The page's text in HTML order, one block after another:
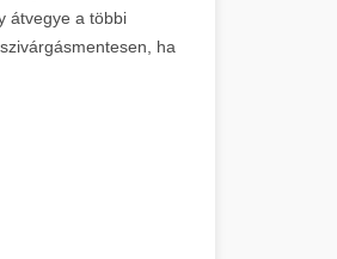
átvegye a többi
ha